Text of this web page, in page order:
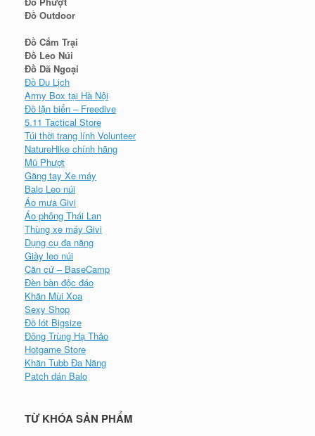
Đồ Outdoor
Đồ Cắm Trại
Đồ Leo Núi
Đồ Dã Ngoại
Đồ Du Lịch
Army Box tại Hà Nội
Đồ lặn biển – Freedive
5.11 Tactical Store
Túi thời trang lính Volunteer
NatureHike chính hãng
Mũ Phượt
Găng tay Xe máy
Balo Leo núi
Áo mưa Givi
Áo phông Thái Lan
Thùng xe máy Givi
Dụng cụ đa năng
Giày leo núi
Căn cứ – BaseCamp
Đèn bàn độc đáo
Khăn Mùi Xoa
Sexy Shop
Đồ lót Bigsize
Đông Trùng Hạ Thảo
Hotgame Store
Khăn Tubb Đa Năng
Patch dán Balo
TỪ KHÓA SẢN PHẨM